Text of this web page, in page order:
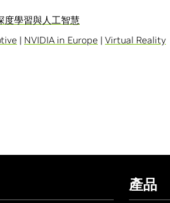
度學習與人工智慧
| NVIDIA in Europe | Virtual Reality
產品